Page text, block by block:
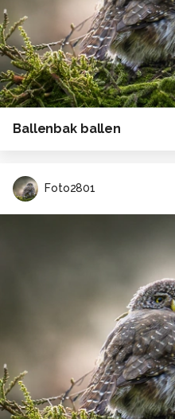
Ballenbak ballen
Foto2801